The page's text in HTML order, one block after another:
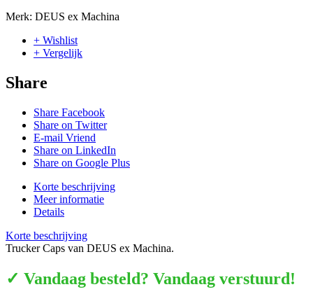
Merk: DEUS ex Machina
+ Wishlist
+ Vergelijk
Share
Share Facebook
Share on Twitter
E-mail Vriend
Share on LinkedIn
Share on Google Plus
Korte beschrijving
Meer informatie
Details
Korte beschrijving
Trucker Caps van DEUS ex Machina.
✓ Vandaag besteld? Vandaag verstuurd!